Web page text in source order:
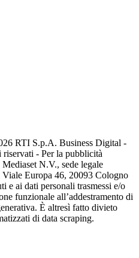
RTI S.p.A. Business Digital -
- Per la pubblicità
N.V., sede legale
Europa 46, 20093 Cologno
e ai dati personali trasmessi e/o
funzionale all’addestramento di
È altresì fatto divieto
di data scraping.